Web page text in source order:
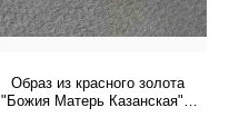
Образ из красного золота
"Божия Матерь Казанская" с